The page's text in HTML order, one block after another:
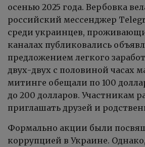
осенью 2025 года. Вербовка
российский мессенджер
среди украинцев,
каналах публиковались
предложением легкого
двух-двух с половиной часах
митинге обещали по 100
до 200 долларов. Участникам
приглашать друзей и
Формально акции были
коррупцией в Украине.